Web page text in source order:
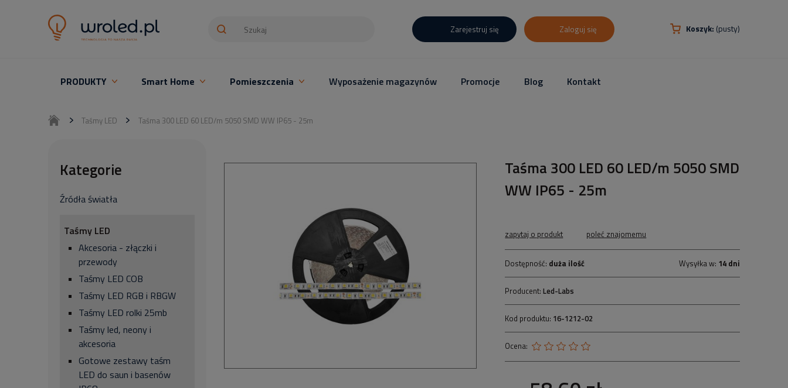
Koszyk: (pusty)
Zarejestruj się Zaloguj się
PRODUKTY Smart Home Pomieszczenia Wyposażenie magazynów Promocje Blog Kontakt
Taśmy LED Taśma 300 LED 60 LED/m 5050 SMD WW IP65 - 25m
Kategorie
Źródła światła
Taśmy LED
Akcesoria - złączki i
przewody
Taśmy LED COB
Taśmy LED RGB i RBGW
Taśmy LED rolki 25mb
Taśmy led, neony i
akcesoria
Gotowe zestawy taśm
LED do saun i basenów
Taśma 300 LED 60 LED/m 5050 SMD
WW IP65 - 25m
zapytaj o produkt poleć znajomemu
Dostępność: duża ilość Wysyłka w: 14 dni
Producent:Led-Labs
Kod produktu: 16-1212-02
Ocena: